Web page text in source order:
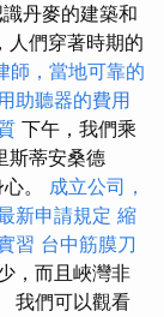
丹麥的建築和
人們穿著時期的
師，當地可靠的
助聽器的費用
下午，我們乘
斯蒂安桑德
。 成立公司，
新申請規定 縮
習 台中筋膜刀
，而且峽灣非
我們可以觀看